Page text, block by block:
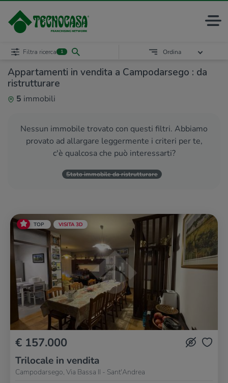
Appartamenti in vendita a Campodarsego : da
ristrutturare
5 immobili
Nessun immobile trovato con questi filtri. Abbiamo
provato ad allargare leggermente i criteri per te,
c'è qualcosa che può interessarti?
Stato immobile da ristrutturare
Filtra ricerca 1 Ordina
TOP VISITA 3D
€ 157.000
Trilocale in vendita
Campodarsego, Via Bassa II - Sant'Andrea